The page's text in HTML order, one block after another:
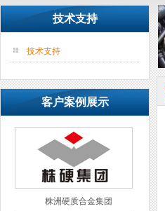
技术支持
技术支持
客户案例展示
株洲硬质合金集团